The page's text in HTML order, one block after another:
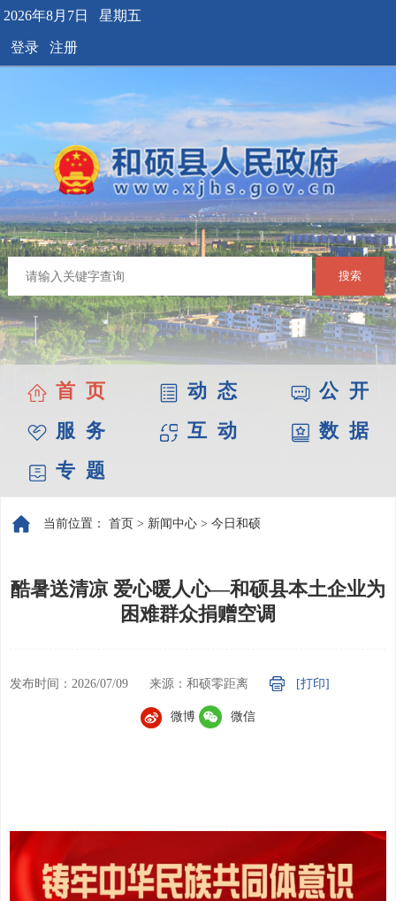
2026年8月7日 星期五
登录 注册
搜索
首 页 动 态
公 开
服 务
互 动
数 据
专 题
当前位置： 首页 > 新闻中心 > 今日和硕
酷暑送清凉 爱心暖人心—和硕县本土企业为
困难群众捐赠空调
发布时间：2026/07/09 来源：和硕零距离 [打印]
微博 微信